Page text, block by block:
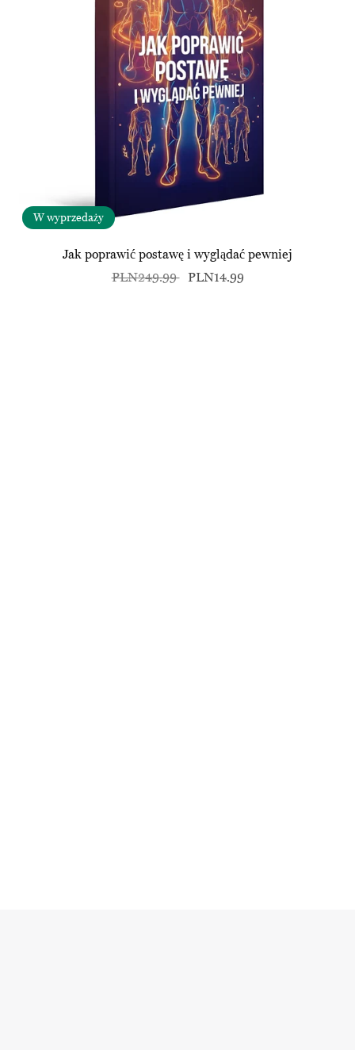
W wyprzedaży
Jak poprawić postawę i wyglądać pewniej
PLN249.99 PLN14.99